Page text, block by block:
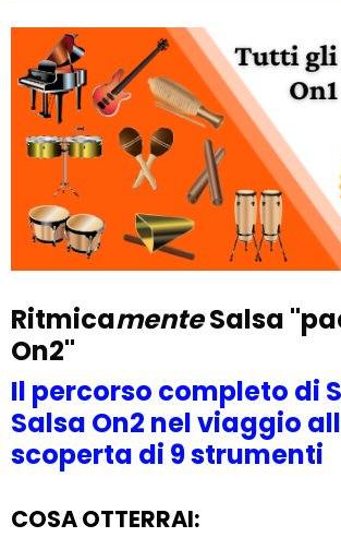
RitmicamenteSalsa
On2"
Il percorso completo di
Salsa On2 nel viaggio
scoperta di 9 strumenti
COSA OTTERRAI: